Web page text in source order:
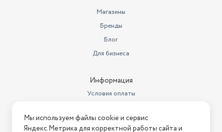
Магазины
Бренды
Блог
Для бизнеса
Информация
Условия оплаты
Условия возврата
Мы используем файлы cookie и сервис
Яндекс.Метрика для корректной работы сайта и